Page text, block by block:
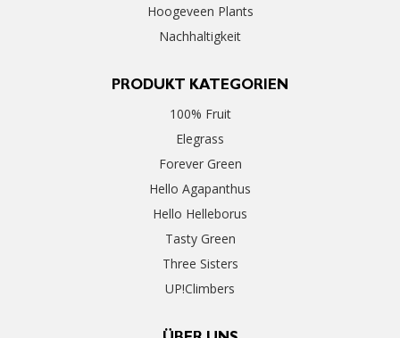
Hoogeveen Plants
Nachhaltigkeit
PRODUKT KATEGORIEN
100% Fruit
Elegrass
Forever Green
Hello Agapanthus
Hello Helleborus
Tasty Green
Three Sisters
UP!Climbers